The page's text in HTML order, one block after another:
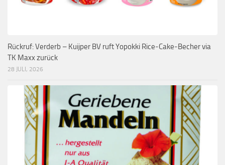
Rückruf: Verderb – Kuijper BV ruft Yopokki Rice-Cake-Becher via
TK Maxx zurück
28 JULI, 2026